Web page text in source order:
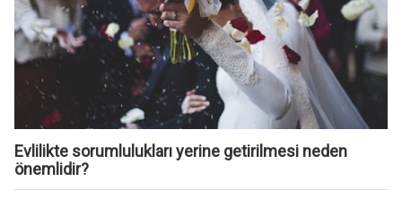
Evlilikte sorumlulukları yerine getirilmesi neden
önemlidir?